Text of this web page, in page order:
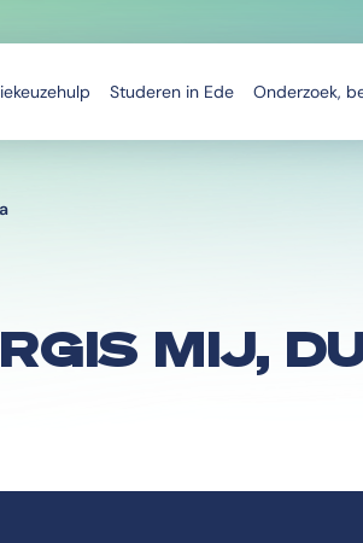
Studeren in Ede Onderzoek,
MIJ,